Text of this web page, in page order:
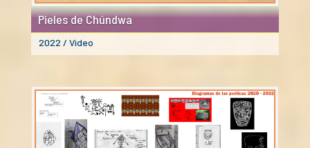
Pieles de Chúndwa
2022 / Video